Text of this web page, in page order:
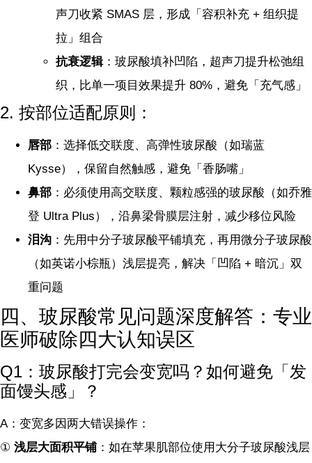
声刀收紧 SMAS 层，形成「容积补充 + 组织提
拉」组合
抗衰逻辑：玻尿酸填补凹陷，超声刀提升松弛组
织，比单一项目效果提升 80%，避免「充气感」
2. 按部位适配原则：
唇部 ：选择低交联度、高弹性玻尿酸（如瑞蓝
Kysse），保留自然触感，避免「香肠嘴」
鼻部 ：必须使用高交联度、颗粒感强的玻尿酸（如乔雅
登 Ultra Plus），沿鼻梁骨膜层注射，减少移位风险
泪沟 ：先用中分子玻尿酸平铺填充，再用微分子玻尿酸
（如英诺小棕瓶）浅层提亮，解决「凹陷 + 暗沉」双
重问题
四、玻尿酸常见问题深度解答：专业
医师破除四大认知误区
Q1：玻尿酸打完会变宽吗？如何避免「发
面馒头感」？
A：变宽多因两大错误操作：
① 浅层大面积平铺：如在苹果肌部位使用大分子玻尿酸浅层